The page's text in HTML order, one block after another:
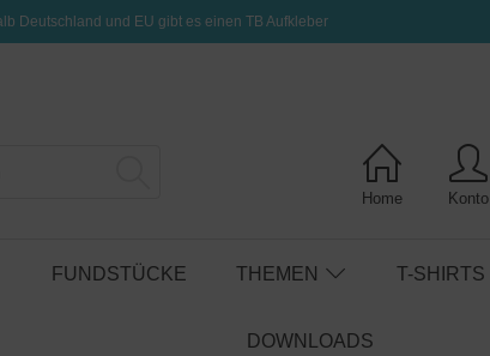
Deutschland und EU gibt es einen TB Aufkleber
Home Konto
FUNDSTÜCKE THEMEN T-SHIRTS
DOWNLOADS